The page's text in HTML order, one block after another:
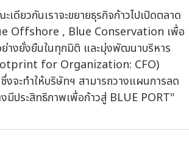
ดียวกันเราจะขยายธุรกิจก้าวไปเปิดตลาด
Offshore , Blue Conservation เพื่อ
ย่างยั่งยืนในทุกมิติ และมุ่งพัฒนาบริหาร
for Organization: CFO)
งจะทำให้บริษัทฯ สามารถวางแผนการลด
มีประสิทธิภาพเพื่อก้าวสู่ BLUE PORT"